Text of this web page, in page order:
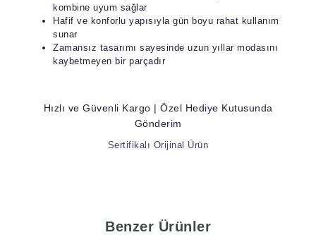
kombine uyum sağlar
Hafif ve konforlu yapısıyla gün boyu rahat kullanım
sunar
Zamansız tasarımı sayesinde uzun yıllar modasını
kaybetmeyen bir parçadır
Hızlı ve Güvenli Kargo | Özel Hediye Kutusunda
Gönderim
Sertifikalı Orijinal Ürün
Benzer Ürünler